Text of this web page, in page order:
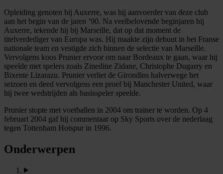
Opleiding genoten bij Auxerre, was hij aanvoerder van deze club
aan het begin van de jaren ’90. Na veelbelovende beginjaren bij
Auxerre, tekende hij bij Marseille, dat op dat moment de
titelverdediger van Europa was. Hij maakte zijn debuut in het Franse
nationale team en vestigde zich binnen de selectie van Marseille.
Vervolgens koos Prunier ervoor om naar Bordeaux te gaan, waar hij
speelde met spelers zoals Zinedine Zidane, Christophe Dugarry en
Bixente Lizarazu. Prunier verliet de Girondins halverwege het
seizoen en deed vervolgens een proef bij Manchester United, waar
hij twee wedstrijden als basisspeler speelde.
Prunier stopte met voetballen in 2004 om trainer te worden. Op 4
februari 2004 gaf hij commentaar op Sky Sports over de nederlaag
tegen Tottenham Hotspur in 1996.
Onderwerpen